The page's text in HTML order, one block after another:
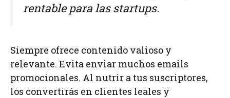
rentable para las startups.
Siempre ofrece contenido valioso y
relevante. Evita enviar muchos emails
promocionales. Al nutrir a tus suscriptores,
los convertirás en clientes leales y